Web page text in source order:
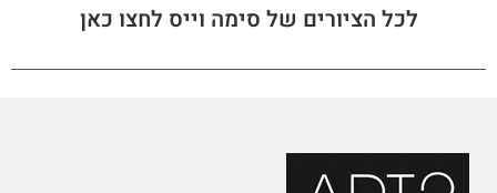
לכל הציורים של סימה וייס לחצו כאן